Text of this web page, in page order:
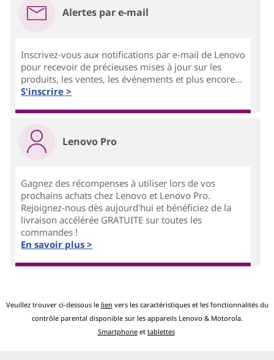
Alertes par e-mail
Inscrivez-vous aux notifications par e-mail de Lenovo
pour recevoir de précieuses mises à jour sur les
produits, les ventes, les événements et plus encore...
S'inscrire >
Lenovo Pro
Gagnez des récompenses à utiliser lors de vos
prochains achats chez Lenovo et Lenovo Pro.
Rejoignez-nous dès aujourd'hui et bénéficiez de la
livraison accélérée GRATUITE sur toutes les
commandes !
En savoir plus >
Veuillez trouver ci-dessous le lien vers les caractéristiques et les fonctionnalités du
contrôle parental disponible sur les appareils Lenovo & Motorola.
Smartphoneet tablettes